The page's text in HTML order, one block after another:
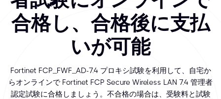
合格し、合格後に支払
いが可能
Fortinet FCP_FWF_AD-7.4 プロキシ試験を利用して、自宅か
らオンラインで Fortinet FCP Secure Wireless LAN 7.4 管理者
認定試験に合格しましょう。不合格の場合は、受験料と試験